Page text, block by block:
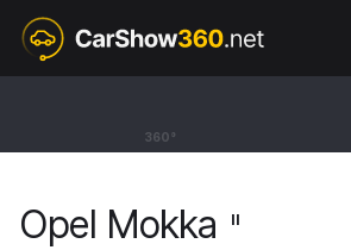
360°
Opel Mokka
Opel Mokka II